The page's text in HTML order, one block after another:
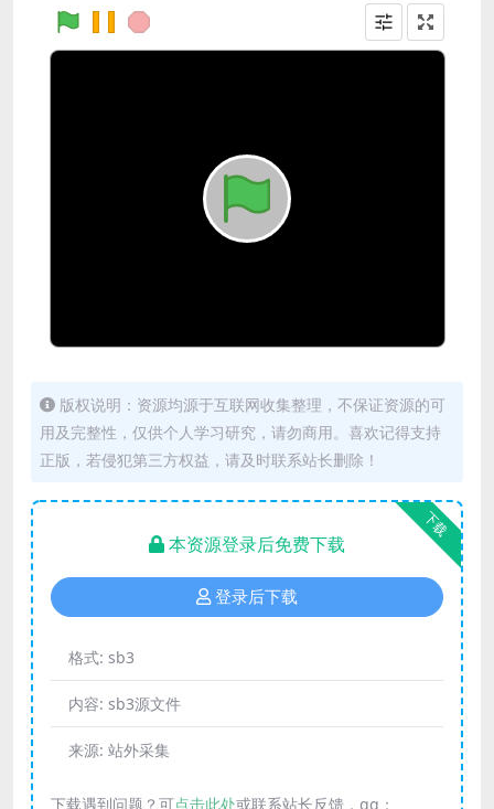
版权说明：资源均源于互联网收集整理，不保证资源的可
用及完整性，仅供个人学习研究，请勿商用。喜欢记得支持
正版，若侵犯第三方权益，请及时联系站长删除！
下载
本资源登录后免费下载
登录后下载
格式: sb3
内容: sb3源文件
来源: 站外采集
下载遇到问题？可点击此处或联系站长反馈，qq：